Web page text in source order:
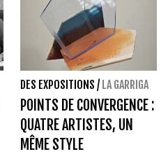
DES EXPOSITIONS / LA GARRIGA
POINTS DE CONVERGENCE :
QUATRE ARTISTES, UN
MÊME STYLE